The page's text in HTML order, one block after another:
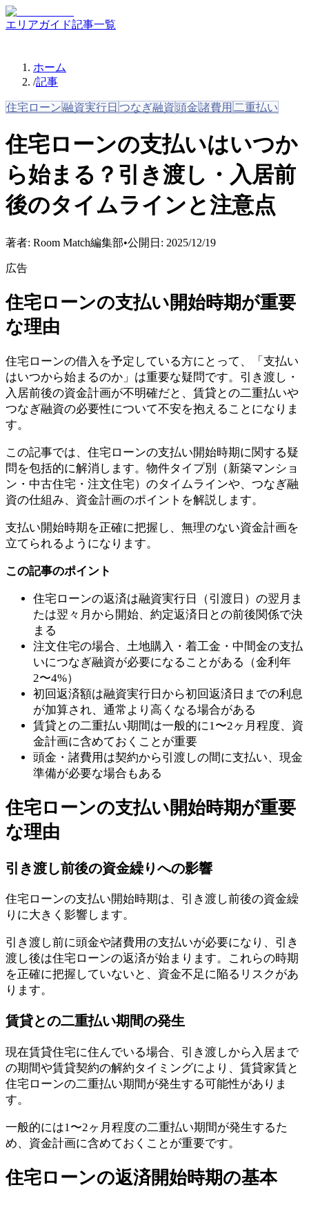
エリアガイド記事一覧
ホーム
/記事
住宅ローン融資実行日 つなぎ融資頭金諸費用 二重払い
住宅ローンの支払いはいつか
ら始まる？引き渡し・入居前
後のタイムラインと注意点
著者: Room Match編集部•公開日: 2025/12/19
広告
住宅ローンの支払い開始時期が重要
な理由
住宅ローンの借入を予定している方にとって、「支払い
はいつから始まるのか」は重要な疑問です。引き渡し・
入居前後の資金計画が不明確だと、賃貸との二重払いや
つなぎ融資の必要性について不安を抱えることになりま
す。
この記事では、住宅ローンの支払い開始時期に関する疑
問を包括的に解消します。物件タイプ別（新築マンショ
ン・中古住宅・注文住宅）のタイムラインや、つなぎ融
資の仕組み、資金計画のポイントを解説します。
支払い開始時期を正確に把握し、無理のない資金計画を
立てられるようになります。
この記事のポイント
住宅ローンの返済は融資実行日（引渡日）の翌月ま
たは翌々月から開始、約定返済日との前後関係で決
まる
注文住宅の場合、土地購入・着工金・中間金の支払
いにつなぎ融資が必要になることがある（金利年
2〜4%）
初回返済額は融資実行日から初回返済日までの利息
が加算され、通常より高くなる場合がある
賃貸との二重払い期間は一般的に1〜2ヶ月程度、資
金計画に含めておくことが重要
頭金・諸費用は契約から引渡しの間に支払い、現金
準備が必要な場合もある
住宅ローンの支払い開始時期が重要
な理由
引き渡し前後の資金繰りへの影響
住宅ローンの支払い開始時期は、引き渡し前後の資金繰
りに大きく影響します。
引き渡し前に頭金や諸費用の支払いが必要になり、引き
渡し後は住宅ローンの返済が始まります。これらの時期
を正確に把握していないと、資金不足に陥るリスクがあ
ります。
賃貸との二重払い期間の発生
現在賃貸住宅に住んでいる場合、引き渡しから入居まで
の期間や賃貸契約の解約タイミングにより、賃貸家賃と
住宅ローンの二重払い期間が発生する可能性がありま
す。
一般的には1〜2ヶ月程度の二重払い期間が発生するた
め、資金計画に含めておくことが重要です。
住宅ローンの返済開始時期の基本